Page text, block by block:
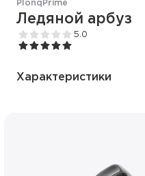
Plonq Prime
Ледяной арбуз
5.0
Характеристики